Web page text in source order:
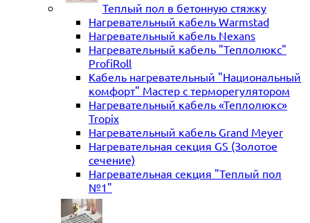
Теплый пол в бетонную стяжку
Нагревательный кабель Warmstad
Нагревательный кабель Nexans
Нагревательный кабель "Теплолюкс"
ProfiRoll
Кабель нагревательный "Национальный
комфорт" Мастер с терморегулятором
Нагревательный кабель «Теплолюкс»
Tropix
Нагревательный кабель Grand Meyer
Нагревательная секция GS (Золотое
сечение)
Нагревательная секция "Теплый пол
№1"